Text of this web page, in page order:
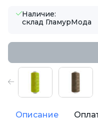
Наличие:
склад ГламурМода
Описание